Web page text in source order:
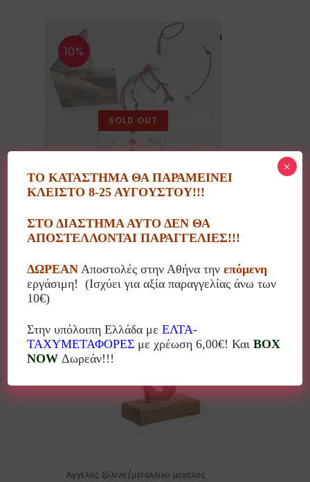
10%
SOLD OUT
Χειροποίητο κρεμαστό κεραμικό γούρι άγγελος (0089)
22.00€
Άγγελος ξύλινο/μεταλλικό μεγάλος
ΤΟ ΚΑΤΑΣΤΗΜΑ ΘΑ ΠΑΡΑΜΕΙΝΕΙ
ΚΛΕΙΣΤΟ 8-25 ΑΥΓΟΥΣΤΟΥ!!!
ΣΤΟ ΔΙΑΣΤΗΜΑ ΑΥΤΟ ΔΕΝ ΘΑ
ΑΠΟΣΤΕΛΛΟΝΤΑΙ ΠΑΡΑΓΓΕΛΙΕΣ!!!
ΔΩΡΕΑΝ Αποστολές στην Αθήνα τηνεπόμενη
εργάσιμη! (Ισχύει για αξία παραγγελίας άνω των
10€)
Στην υπόλοιπη Ελλάδα μεΕΛΤΑ-
ΤΑΧΥΜΕΤΑΦΟΡΕΣ με χρέωση 6,00€! ΚαιBOX
NOW Δωρεάν!!!
×